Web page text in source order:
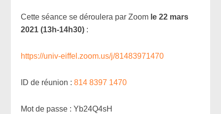
Cette séance se déroulera par Zoom le22 mars
2021 (13h-14h30) :
https://univ-eiffel.zoom.us/j/81483971470
ID de réunion :814 8397 1470
Mot de passe : Yb24Q4sH